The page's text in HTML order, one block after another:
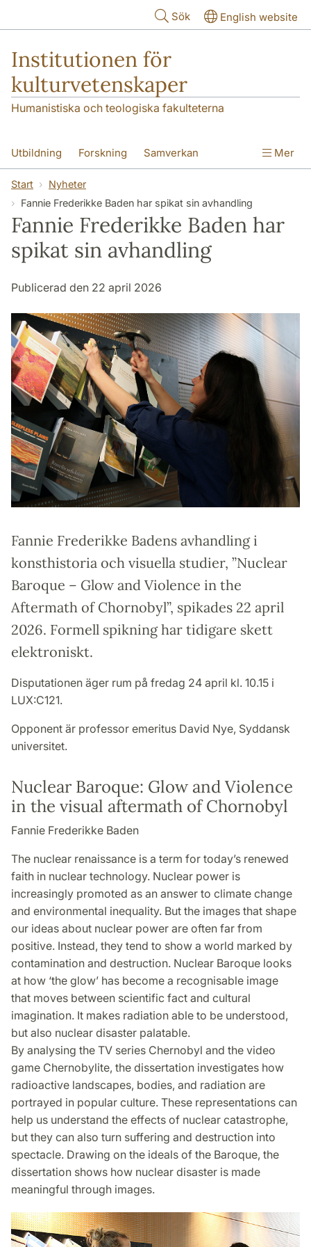
Sök English website
Institutionen för
kulturvetenskaper
Humanistiska och teologiska fakulteterna
Utbildning Forskning Samverkan
Om institutionen
Mer
Start
Nyheter
Fannie Frederikke Baden har spikat sin avhandling
Fannie Frederikke Baden har
spikat sin avhandling
Publicerad den 22 april 2026
Fannie Frederikke Badens avhandling i
konsthistoria och visuella studier, ”Nuclear
Baroque – Glow and Violence in the
Aftermath of Chornobyl”, spikades 22 april
2026. Formell spikning har tidigare skett
elektroniskt.
Disputationen äger rum på fredag 24 april kl. 10.15 i
LUX:C121.
Opponent är professor emeritus David Nye, Syddansk
universitet.
Nuclear Baroque: Glow and Violence
in the visual aftermath of Chornobyl
Fannie Frederikke Baden
The nuclear renaissance is a term for today’s renewed
faith in nuclear technology. Nuclear power is
increasingly promoted as an answer to climate change
and environmental inequality. But the images that shape
our ideas about nuclear power are often far from
positive. Instead, they tend to show a world marked by
contamination and destruction. Nuclear Baroque looks
at how ‘the glow’ has become a recognisable image
that moves between scientific fact and cultural
imagination. It makes radiation able to be understood,
but also nuclear disaster palatable.
By analysing the TV series Chernobyl and the video
game Chernobylite, the dissertation investigates how
radioactive landscapes, bodies, and radiation are
portrayed in popular culture. These representations can
help us understand the effects of nuclear catastrophe,
but they can also turn suffering and destruction into
spectacle. Drawing on the ideals of the Baroque, the
dissertation shows how nuclear disaster is made
meaningful through images.